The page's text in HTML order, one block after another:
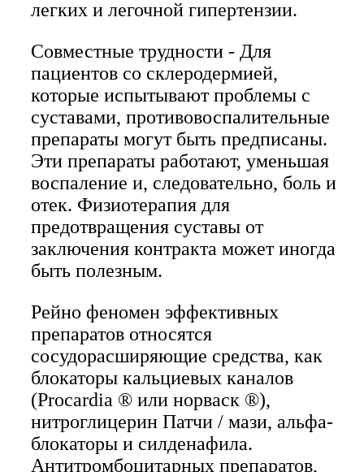
легких и легочной гипертензии.
Совместные трудности - Для
пациентов со склеродермией,
которые испытывают проблемы с
суставами, противовоспалительные
препараты могут быть предписаны.
Эти препараты работают, уменьшая
воспаление и, следовательно, боль и
отек. Физиотерапия для
предотвращения суставы от
заключения контракта может иногда
быть полезным.
Рейно феномен эффективных
препаратов относятся
сосудорасширяющие средства, как
блокаторы кальциевых каналов
(Procardia ® или норваск ®),
нитроглицерин Патчи / мази, альфа-
блокаторы и силденафила.
Антитромбоцитарных препаратов,